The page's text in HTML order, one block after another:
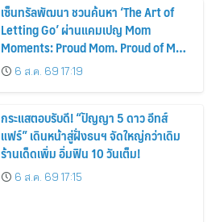
เซ็นทรัลพัฒนา ชวนค้นหา ‘The Art of
Letting Go’ ผ่านแคมเปญ Mom
Moments: Proud Mom. Proud of My
Mom.6 ส.ค. 69 17:19
กระแสตอบรับดี! “ปัญญา 5 ดาว อีทส์
แฟร์” เดินหน้าสู่ฝั่งธนฯ จัดใหญ่กว่าเดิม
ร้านเด็ดเพิ่ม อิ่มฟิน 10 วันเต็ม!
6 ส.ค. 69 17:15